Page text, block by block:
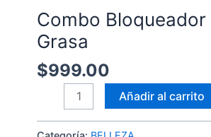
Combo
Grasa
$999.00
Carbohidratos
y
cantidad
Añadir al carrito